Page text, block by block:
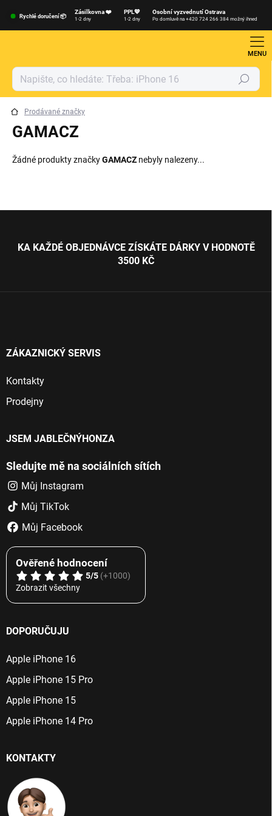
Rychlé doručení 📦
Zásilkovna ❤️ PPL💙 Osobní vyzvednutí Ostrava
1-2 dny 1-2 dny Po domluvě na +420 724 266 384 možný ihned
Hledat
Prodávané značky
GAMACZ
Žádné produkty značkyGAMACZ nebyly nalezeny...
KA KAŽDÉ OBJEDNÁVCE ZÍSKÁTE DÁRKY V HODNOTĚ
3500 KČ
ZÁKAZNICKÝ SERVIS
Kontakty
Prodejny
JSEM JABLEČNÝHONZA
Sledujte mě na sociálních sítích
Můj Instagram
Můj TikTok
Můj Facebook
Ověřené hodnocení
5/5 (+1000)
Zobrazit všechny
DOPORUČUJU
Apple iPhone 16
Apple iPhone 15 Pro
Apple iPhone 15
Apple iPhone 14 Pro
KONTAKTY